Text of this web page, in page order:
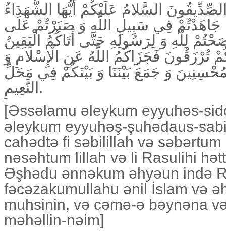
السَّلامُ عَلَيْكُمْ أَيُّهَا الشُّهَدَاءُ
جَاهَدْتُمْ فِي سَبِيلِ اللَّهِ وَ صَبَرْتُمْ عَلَى
لِلَّهِ وَ لِرَسُولِهِ حَتَّى أَتَاكُمُ الْيَقِينُ
تُرْزَقُونَ فَجَزَاكُمُ اللَّهُ عَنِ الْإِسْلامِ وَ
وَ جَمَعَ بَيْنَنَا وَ بَيْنَكُمْ فِي مَحَلِّ
النَّعِيمِ.
[Əssəlamu əleykum eyyuhəs-
əleykum eyyuhəş-şuhədaus-
cahədtə fi səbilillah və
nəsəhtum lillah və li Rasulihi
Əşhədu ənnəkum əhyəun ində
fəcəzakumullahu ənil İslam və
muhsinin, və cəmə-ə bəynəna
məhəllin-nəim]